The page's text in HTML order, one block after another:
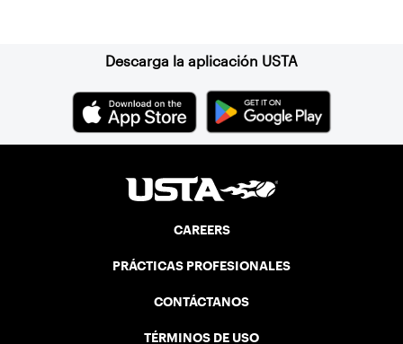
Descarga la aplicación USTA
CAREERS
PRÁCTICAS PROFESIONALES
CONTÁCTANOS
TÉRMINOS DE USO